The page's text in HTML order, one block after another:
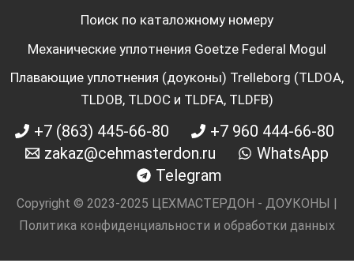
Поиск по каталожному номеру
Механические уплотнения Goetze Federal Mogul
Плавающие уплотнения (доуконы) Trelleborg (TLDOA,
TLDOB, TLDOC и TLDFA, TLDFB)
+7 (863) 445-66-80
+7 960 444-66-80
zakaz@cehmasterdon.ru
WhatsApp
Telegram
Copyright © 2023-2025 ЦЕХМАСТЕРДОН - ДОУКОНЫ |
Политика конфиденциальности и обработки данных